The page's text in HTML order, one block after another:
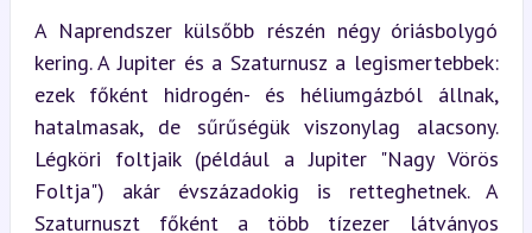
A Naprendszer külsőbb részén négy óriásbolygó
kering. A Jupiter és a Szaturnusz a legismertebbek:
ezek főként hidrogén- és héliumgázból állnak,
hatalmasak, de sűrűségük viszonylag alacsony.
Légköri foltjaik (például a Jupiter "Nagy Vörös
Foltja") akár évszázadokig is retteghetnek. A
Szaturnuszt főként a több tízezer látványos